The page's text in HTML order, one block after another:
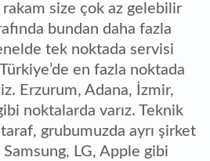
size çok az gelebilir
bundan daha fazla
tek noktada servisi
en fazla noktada
Erzurum, Adana, İzmir,
noktalarda varız. Teknik
grubumuzda ayrı şirket
LG, Apple gibi